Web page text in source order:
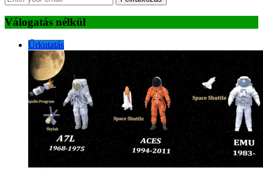
Válogatás nélkül
Űrkutatás